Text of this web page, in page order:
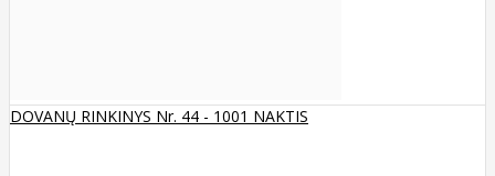
DOVANŲ RINKINYS Nr. 44 - 1001 NAKTIS